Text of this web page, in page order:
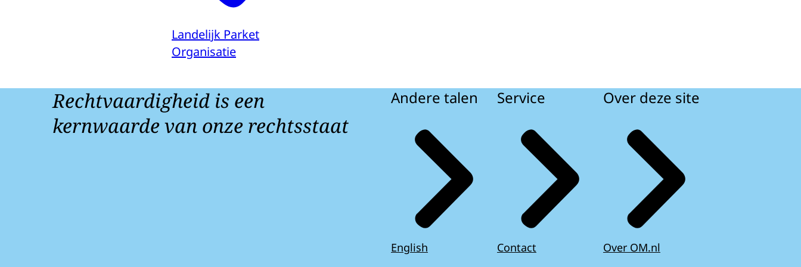
Landelijk Parket
Organisatie
Rechtvaardigheid is een
kernwaarde van onze rechtsstaat
Andere talen
English
Service
Contact
Over deze site
Over OM.nl